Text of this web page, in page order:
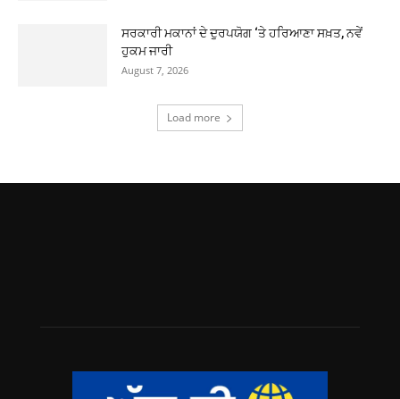
ਸਰਕਾਰੀ ਮਕਾਨਾਂ ਦੇ ਦੁਰਪਯੋਗ ‘ਤੇ ਹਰਿਆਣਾ ਸਖ਼ਤ, ਨਵੇਂ
ਹੁਕਮ ਜਾਰੀ
August 7, 2026
Load more